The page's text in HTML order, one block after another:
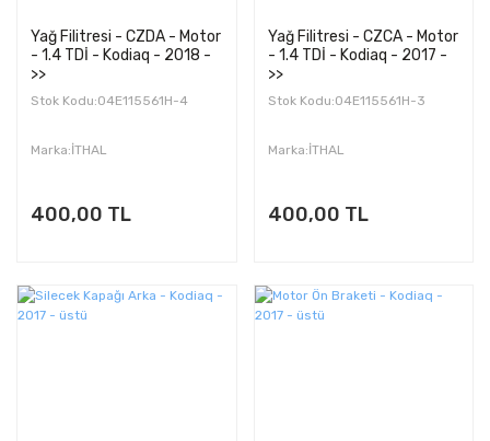
Yağ Filitresi - CZDA - Motor
- 1.4 TDİ - Kodiaq - 2018 -
>>
Stok Kodu:04E115561H-4
Marka:İTHAL
400,00 TL
Yağ Filitresi - CZCA - Motor
- 1.4 TDİ - Kodiaq - 2017 -
>>
Stok Kodu:04E115561H-3
Marka:İTHAL
400,00 TL